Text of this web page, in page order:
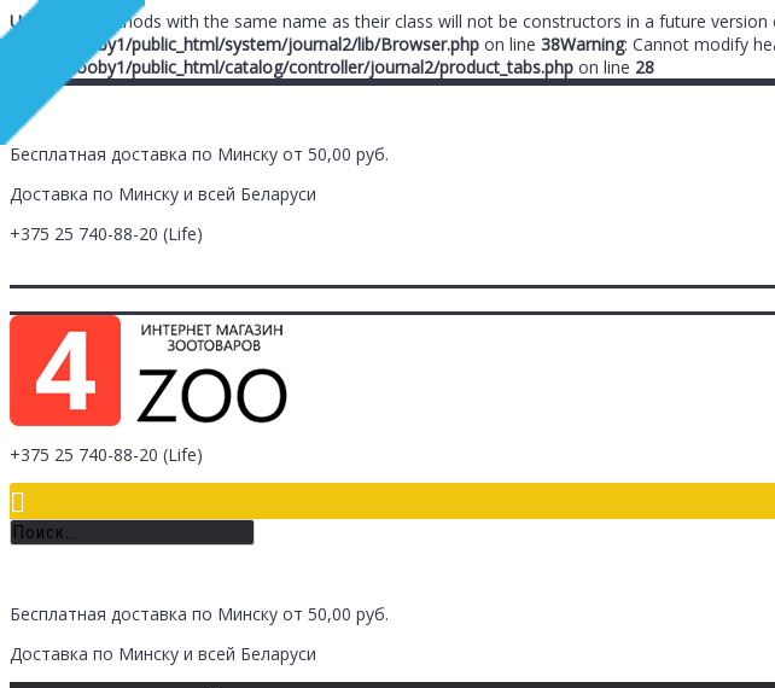
Unknown
: Methods with the same name as their class will not be constructors in a future
/home/zooby1/public_html/system/journal2/lib/Browser.php on line 38Warning: Cannot modify
/home/zooby1/public_html/catalog/controller/journal2/product_tabs.php on line 28
Бесплатная доставка по Минску от 50,00 руб.
Доставка по Минску и всей Беларуси
+375 25 740-88-20 (Life)
+375 25 740-88-20 (Life)
Бесплатная доставка по Минску от 50,00 руб.
Доставка по Минску и всей Беларуси